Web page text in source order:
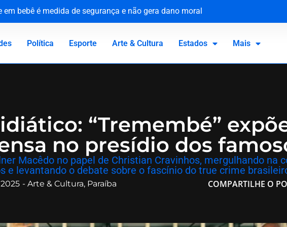
bebê é medida de segurança e não gera dano moral
e reforça compromisso com a defesa da saúde pública
Canadá: a virada de vida de Jacaré
vítimas no 81º aniversário do ataque atômico
Política Esporte Arte & Cultura Estados Mais
“Tremembé”
no presídio dos
Macêdo no papel de Christian Cravinhos, mergulhando na
e levantando o debate sobre o fascínio do true crime
- Arte & Cultura, Paraíba COMPARTILHE O